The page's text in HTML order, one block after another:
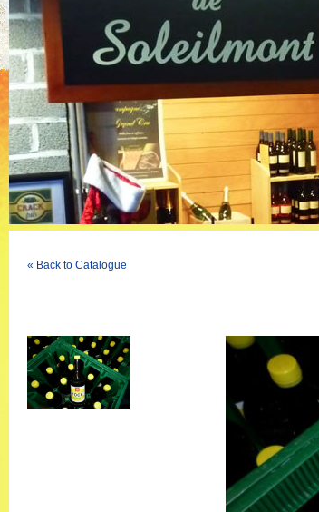
« Back to Catalogue